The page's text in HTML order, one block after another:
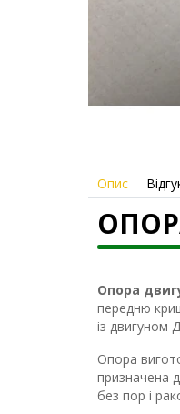
Опис
Опора
передню
із двигуном
Опора
призначена
без пор і